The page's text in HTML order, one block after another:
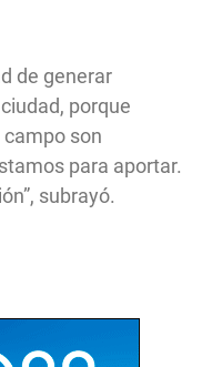
de generar
porque
son
para aportar.
subrayó.